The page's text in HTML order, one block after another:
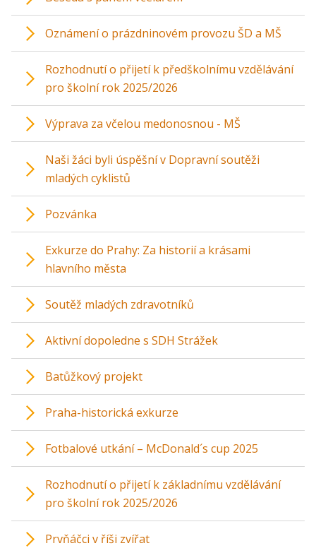
Oznámení o prázdninovém provozu ŠD a MŠ
Rozhodnutí o přijetí k předškolnímu vzdělávání
pro školní rok 2025/2026
Výprava za včelou medonosnou - MŠ
Naši žáci byli úspěšní v Dopravní soutěži
mladých cyklistů
Pozvánka
Exkurze do Prahy: Za historií a krásami
hlavního města
Soutěž mladých zdravotníků
Aktivní dopoledne s SDH Strážek
Batůžkový projekt
Praha-historická exkurze
Fotbalové utkání – McDonald´s cup 2025
Rozhodnutí o přijetí k základnímu vzdělávání
pro školní rok 2025/2026
Prvňáčci v říši zvířat